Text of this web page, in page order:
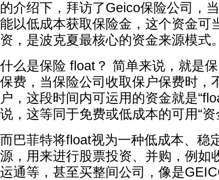
的介绍下，拜访了Geico保险公司，
能以低成本获取保险金，这个资金可
资，是波克夏最核心的资金来源模式
什么是保险 float？ 简单来说，就是
保费，当保险公司收取保户保费时，
户，这段时间内可运用的资金就是
说，这等同于免费或低成本的可用“资
而巴菲特将float视为一种低成本、稳
源，用来进行股票投资、并购，例如
运通等，甚至买整间公司，像是